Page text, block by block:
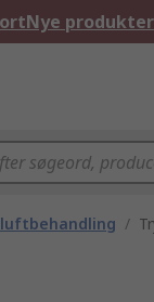
Nye produkter
/